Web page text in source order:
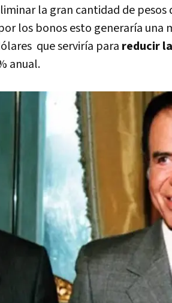
la gran cantidad de pesos
los bonos esto generaría una
que serviría para reducir
anual.